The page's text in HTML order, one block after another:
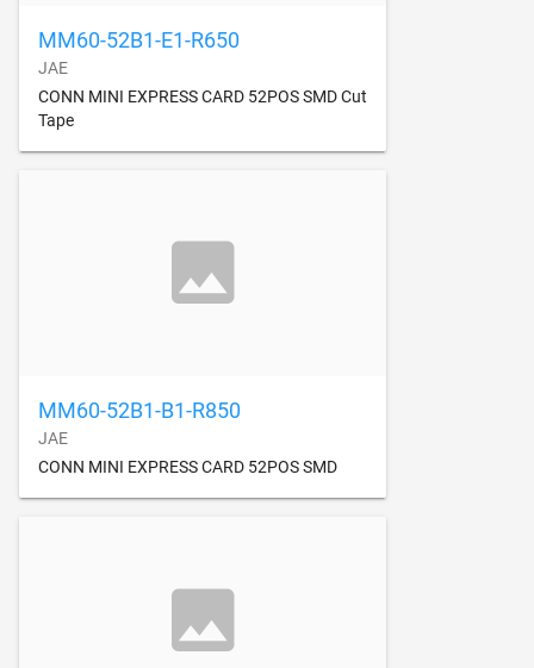
MM60-52B1-E1-R650
JAE
CONN MINI EXPRESS CARD 52POS SMD Cut
Tape
MM60-52B1-B1-R850
JAE
CONN MINI EXPRESS CARD 52POS SMD